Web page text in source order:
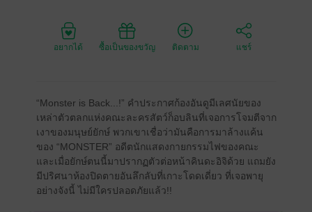
อยากได้ ซื้อเป็นของขวัญ ติดตาม แชร์
“Monster is Back...!” คําประกาศก้องอันดูมีเลศนัยของ
เหล่าตัวตลกแห่งคณะละครสัตว์ก็อบลินที่เจอการโจมตีจาก
เงาของมนุษย์ยักษ์ พวกเขาเชื่อว่ามันคือการมาล้างแค้น
ของ “MONSTER” อดีตนักแสดงกายกรรมไฟของคณะ
และเมื่อยักษ์ตนนี้มาปรากฏตัวต่อหน้าคินดะอิจิด้วย แถมยัง
มีปริศนาห้องปิดตายอันลึกลับที่เกาะโดดเดี่ยว ที่เจอพายุ
อย่างจังนี้ ไม่มีใครปลอดภัยแล้ว!!